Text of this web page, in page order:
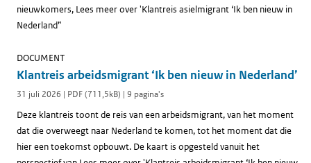
nieuwkomers, Lees meer over 'Klantreis asielmigrant ‘Ik ben nieuw in
Nederland’'
Klantreis arbeidsmigrant ‘Ik ben nieuw in Nederland’
DOCUMENT
31 juli 2026 | PDF (711,5kB) | 9 pagina's
Deze klantreis toont de reis van een arbeidsmigrant, van het moment
dat die overweegt naar Nederland te komen, tot het moment dat die
hier een toekomst opbouwt. De kaart is opgesteld vanuit het